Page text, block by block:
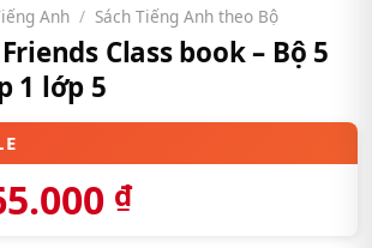
Anh / Sách Tiếng Anh theo Bộ
Class book – Bộ 5
1 lớp 5
₫